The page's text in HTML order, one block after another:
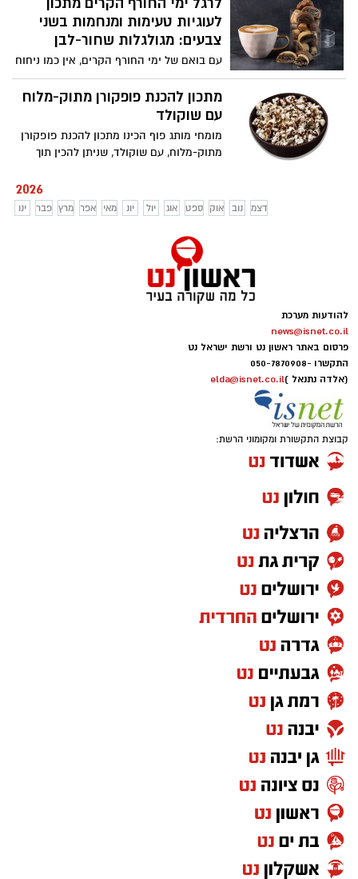
יוצר מנה מושלמת לערב חורפי, כזו שמחממת
את הגוף ומשמחת את הלב. לא צריך לצאת
מהבית כדי להתפנק, אלא רק לבחור חומרי
גלם טובים וליהנות. בתיאבון!
לעוגיות טעימות ומנחמות בשני
צבעים: מגולגלות שחור-לבן
עם בואם של ימי החורף הקרים, אין כמו ניחוח
אפייה ביתי שממלא את הבית ומחמם את
הלב. חברת "אחוה", יצרנית הטחינה, חלוה
ודברי מאפה, מגישה מתכון ביתי, טעים ומפנק
שחור-לבן. שילוב מנצח של טעמים, מרקמים
ומראה חגיגי, במילוי ממרח חלוה וממרח
אחוה, המתאימים במיוחד לצד כוס תה או
קפה בימים הקרים של העונה. חורף נעים!
מתכון להכנת פופקורן מתוק-מלוח
עם שוקולד
מומחי מותג פוף הכינו מתכון להכנת פופקורן
מתוק-מלוח, עם שוקולד, שניתן להכין תוך
2026
ינו פבר מרץ אפר מאי יונ יול אוג ספט אוק נוב דצמ
להודעות מערכת
news@isnet.co.il
פרסום באתר ראשון נט ורשת ישראל נט
התקשרו -050-7870908
(אלדה נתנאל )elda@isnet.co.il
קבוצת התקשורת ומקומוני הרשת: